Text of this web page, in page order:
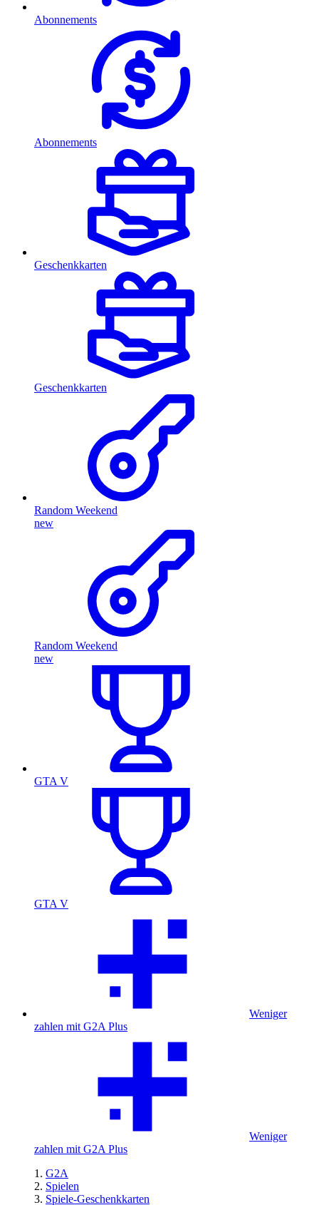
Abonnements
Abonnements
Geschenkkarten
Geschenkkarten
Random Weekend
new
Random Weekend
new
GTA V
GTA V
Weniger
zahlen mit G2A Plus
Weniger
zahlen mit G2A Plus
G2A
Spielen
Spiele-Geschenkkarten